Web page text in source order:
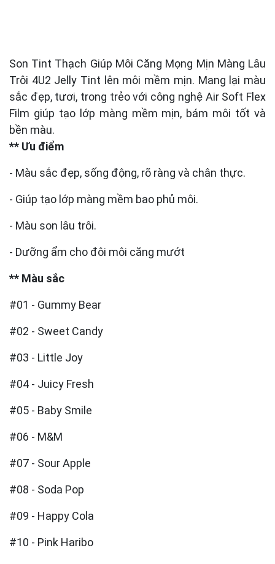
Son Tint Thạch Giúp Môi Căng Mọng Mịn Màng Lâu
Trôi 4U2 Jelly Tint lên môi mềm mịn. Mang lại màu
sắc đẹp, tươi, trong trẻo với công nghệ Air Soft Flex
Film giúp tạo lớp màng mềm mịn, bám môi tốt và
bền màu.
** Ưu điểm
- Màu sắc đẹp, sống động, rõ ràng và chân thực.
- Giúp tạo lớp màng mềm bao phủ môi.
- Màu son lâu trôi.
- Dưỡng ẩm cho đôi môi căng mướt
** Màu sắc
#01 - Gummy Bear
#02 - Sweet Candy
#03 - Little Joy
#04 - Juicy Fresh
#05 - Baby Smile
#06 - M&M
#07 - Sour Apple
#08 - Soda Pop
#09 - Happy Cola
#10 - Pink Haribo